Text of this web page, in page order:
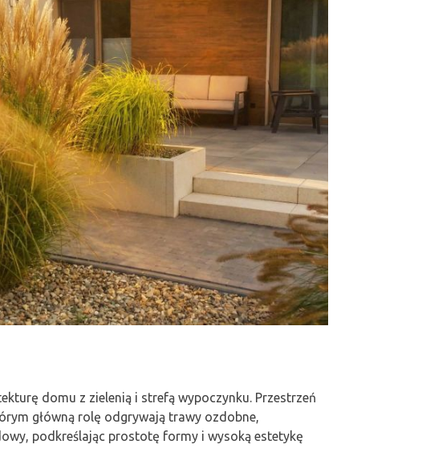
domu z zielenią i strefą wypoczynku. Przestrzeń
główną rolę odgrywają trawy ozdobne,
podkreślając prostotę formy i wysoką estetykę